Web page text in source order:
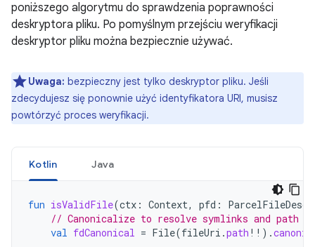
poniższego algorytmu do sprawdzenia poprawności
deskryptora pliku. Po pomyślnym przejściu weryfikacji
deskryptor pliku można bezpiecznie używać.
Uwaga: bezpieczny jest tylko deskryptor pliku. Jeśli
zdecydujesz się ponownie użyć identyfikatora URI, musisz
powtórzyć proces weryfikacji.
Kotlin Java
fun isValidFile(ctx : Context, pfd :
// Canonicalize to resolve symlinks and path
val fdCanonical = File(fileUri .path !! ).